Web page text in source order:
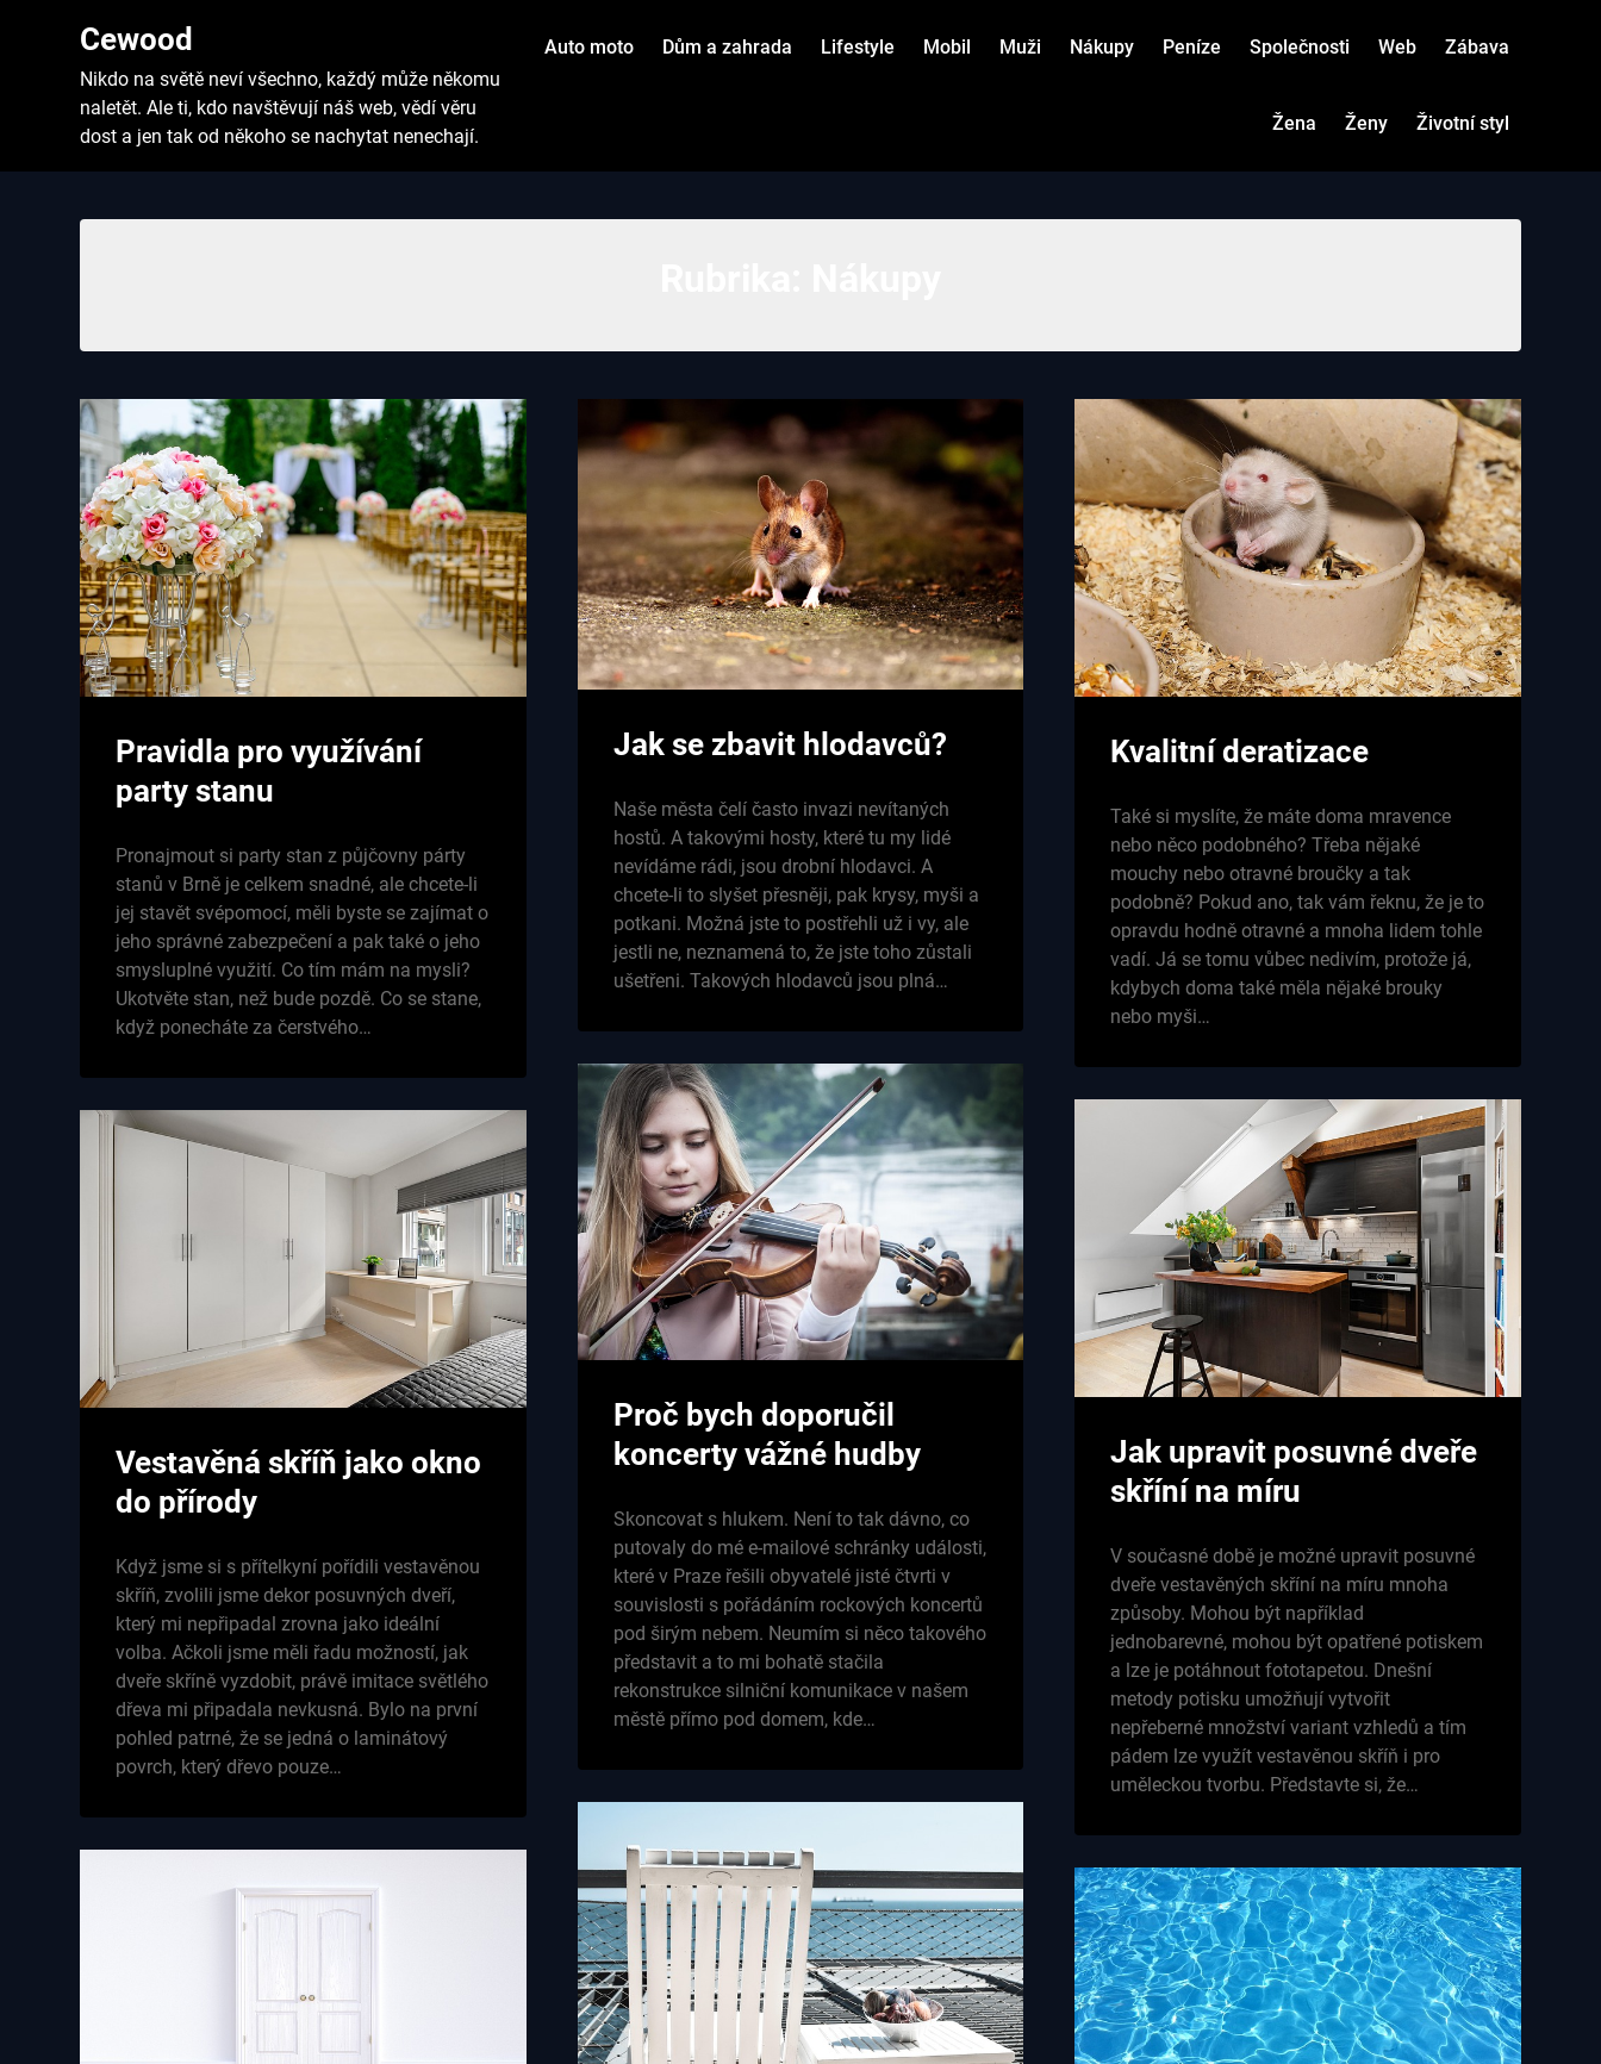
Cewood
Nikdo na světě neví všechno, každý může někomu
naletět. Ale ti, kdo navštěvují náš web, vědí věru
dost a jen tak od někoho se nachytat nenechají.
Auto moto Dům a zahrada Lifestyle Mobil Muži Nákupy Peníze Společnosti Web Zábava
Žena Ženy Životní styl
Pravidla pro využívání
party stanu
Pronajmout si party stan z půjčovny párty
stanů v Brně je celkem snadné, ale chcete-li
jej stavět svépomocí, měli byste se zajímat o
jeho správné zabezpečení a pak také o jeho
smysluplné využití. Co tím mám na mysli?
Ukotvěte stan, než bude pozdě. Co se stane,
když ponecháte za čerstvého…
Vestavěná skříň jako okno
do přírody
Když jsme si s přítelkyní pořídili vestavěnou
skříň, zvolili jsme dekor posuvných dveří,
který mi nepřipadal zrovna jako ideální
volba. Ačkoli jsme měli řadu možností, jak
dveře skříně vyzdobit, právě imitace světlého
dřeva mi připadala nevkusná. Bylo na první
pohled patrné, že se jedná o laminátový
povrch, který dřevo pouze…
Jak se zbavit hlodavců?
Naše města čelí často invazi nevítaných
hostů. A takovými hosty, které tu my lidé
nevídáme rádi, jsou drobní hlodavci. A
chcete-li to slyšet přesněji, pak krysy, myši a
potkani. Možná jste to postřehli už i vy, ale
jestli ne, neznamená to, že jste toho zůstali
ušetřeni. Takových hlodavců jsou plná…
Proč bych doporučil
koncerty vážné hudby
Skoncovat s hlukem. Není to tak dávno, co
putovaly do mé e-mailové schránky události,
které v Praze řešili obyvatelé jisté čtvrti v
souvislosti s pořádáním rockových koncertů
pod širým nebem. Neumím si něco takového
představit a to mi bohatě stačila
rekonstrukce silniční komunikace v našem
městě přímo pod domem, kde…
Kvalitní deratizace
Také si myslíte, že máte doma mravence
nebo něco podobného? Třeba nějaké
mouchy nebo otravné broučky a tak
podobně? Pokud ano, tak vám řeknu, že je to
opravdu hodně otravné a mnoha lidem tohle
vadí. Já se tomu vůbec nedivím, protože já,
kdybych doma také měla nějaké brouky
nebo myši…
Jak upravit posuvné dveře
skříní na míru
V současné době je možné upravit posuvné
dveře vestavěných skříní na míru mnoha
způsoby. Mohou být například
jednobarevné, mohou být opatřené potiskem
a lze je potáhnout fototapetou. Dnešní
metody potisku umožňují vytvořit
nepřeberné množství variant vzhledů a tím
pádem lze využít vestavěnou skříň i pro
uměleckou tvorbu. Představte si, že…